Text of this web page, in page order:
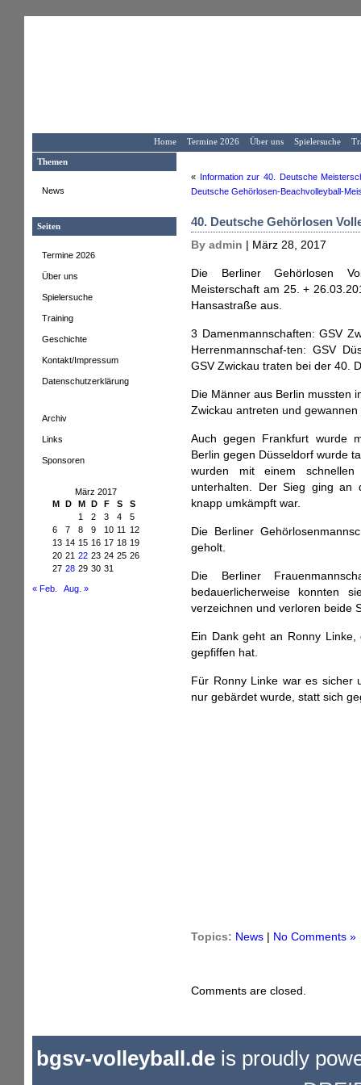
Home Termine 2026 Über uns Spielersuche
Themen
News
Seiten
Termine 2026
Über uns
Spielersuche
Training
Geschichte
Kontakt/Impressum
Datenschutzerklärung
Archiv
Links
Sponsoren
März 2017
M D M D F S
S
1
2 3 4
5
6
7 8 9 10 11
12
13 14 15 16 17 18 19
20 21 22 23 24 25 26
27 28 29 30 31
« Feb. Aug. »
« Information zur 40. Deutsche
Deutsche Gehörlosen-Beachvolleyball-
40. Deutsche Gehörlosen
By admin | März 28, 2017
Die Berliner Gehörlosen
Meisterschaft am 25. +
Hansastraße aus.
3 Damenmannschaften: GSV
Herrenmannschaf-ten: GSV
GSV Zwickau traten bei der 40.
Die Männer aus Berlin mussten
Zwickau antreten und gewannen
Auch gegen Frankfurt wurde
Berlin gegen Düsseldorf wurde
wurden mit einem schnellen
unterhalten. Der Sieg ging an
knapp umkämpft war.
Die Berliner
geholt.
Die Berliner
bedauerlicherweise konnten
verzeichnen und verloren beide
Ein Dank geht an Ronny
gepfiffen hat.
Für Ronny Linke war es sicher
nur gebärdet wurde, statt sich
Topics: News No Comments »
Comments are closed.
bgsv-volleyball.de is proudly